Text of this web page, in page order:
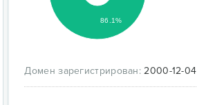
86.1%
Домен зарегистрирован: 2000-12-04